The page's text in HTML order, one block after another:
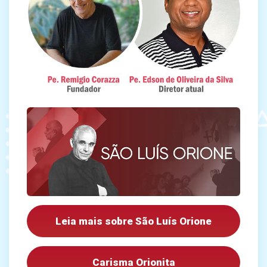
Leia mais sobre São Luís Orione
Carisma Orionita